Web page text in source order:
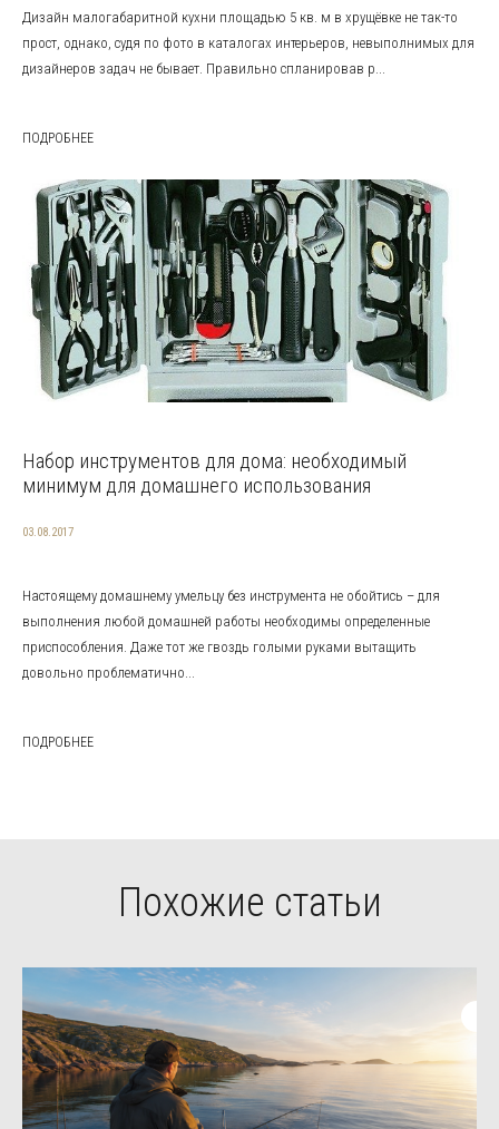
Дизайн малогабаритной кухни площадью 5 кв. м в хрущёвке не так-то
прост, однако, судя по фото в каталогах интерьеров, невыполнимых для
дизайнеров задач не бывает. Правильно спланировав р...
ПОДРОБНЕЕ
Набор инструментов для дома: необходимый
минимум для домашнего использования
03.08.2017
Настоящему домашнему умельцу без инструмента не обойтись – для
выполнения любой домашней работы необходимы определенные
приспособления. Даже тот же гвоздь голыми руками вытащить
довольно проблематично...
ПОДРОБНЕЕ
Похожие статьи